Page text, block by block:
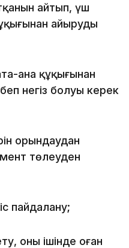
айтып, үш
айыруды
ана құқығынан
негіз болуы керек
орындаудан
төлеуден
пайдалану;
оның ішінде оған